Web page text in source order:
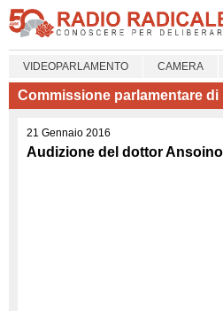
VIDEOPARLAMENTO CAMERA
Commissione parlamentare
21 Gennaio 2016
Audizione del dottor